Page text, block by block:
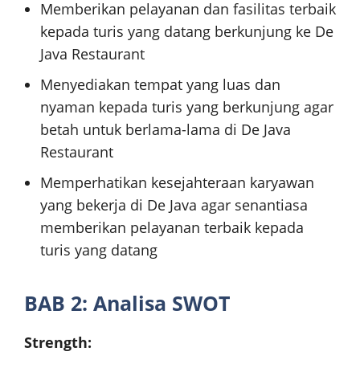
Memberikan pelayanan dan fasilitas terbaik
kepada turis yang datang berkunjung ke De
Java Restaurant
Menyediakan tempat yang luas dan
nyaman kepada turis yang berkunjung agar
betah untuk berlama-lama di De Java
Restaurant
Memperhatikan kesejahteraan karyawan
yang bekerja di De Java agar senantiasa
memberikan pelayanan terbaik kepada
turis yang datang
BAB 2: Analisa SWOT
Strength: